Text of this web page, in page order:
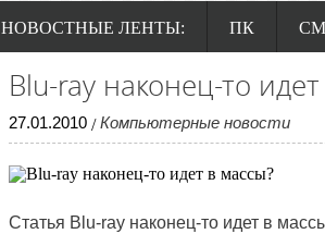
НОВОСТНЫЕ ЛЕНТЫ: ПК
Blu-ray наконец-то
27.01.2010 / Компьютерные новости
Статья Blu-ray наконец-то идет в